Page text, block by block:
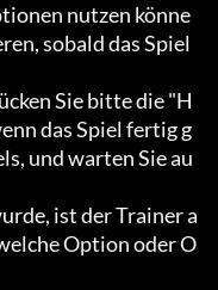
nutzen könne
sobald das Spiel
Sie bitte die "H
das Spiel fertig g
und warten Sie au
ist der Trainer a
Option oder O